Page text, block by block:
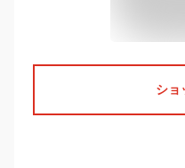
ショ